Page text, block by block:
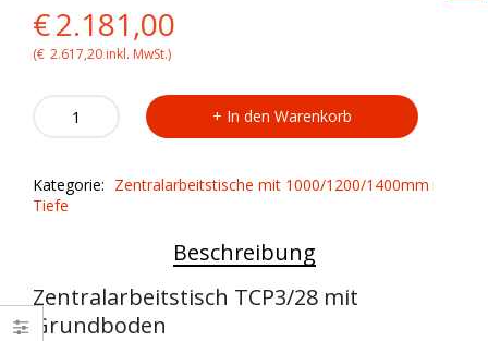
Original
price
was:
€2.270,00.
€2.181,00
is:
€2.181,00.
(€ 2.617,20 inkl. MwSt.)
Zentralarbeitstisch
TCP3/28
quantity
In den Warenkorb
Kategorie: Zentralarbeitstische mit 1000/1200/1400mm
Tiefe
Beschreibung
Zentralarbeitstisch TCP3/28 mit
Grundboden